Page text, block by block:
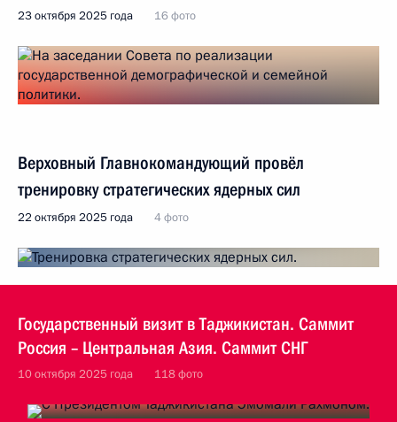
23 октября 2025 года 16 фото
Верховный Главнокомандующий провёл
тренировку стратегических ядерных сил
22 октября 2025 года 4 фото
Государственный визит в Таджикистан. Саммит
Россия – Центральная Азия. Саммит СНГ
10 октября 2025 года 118 фото